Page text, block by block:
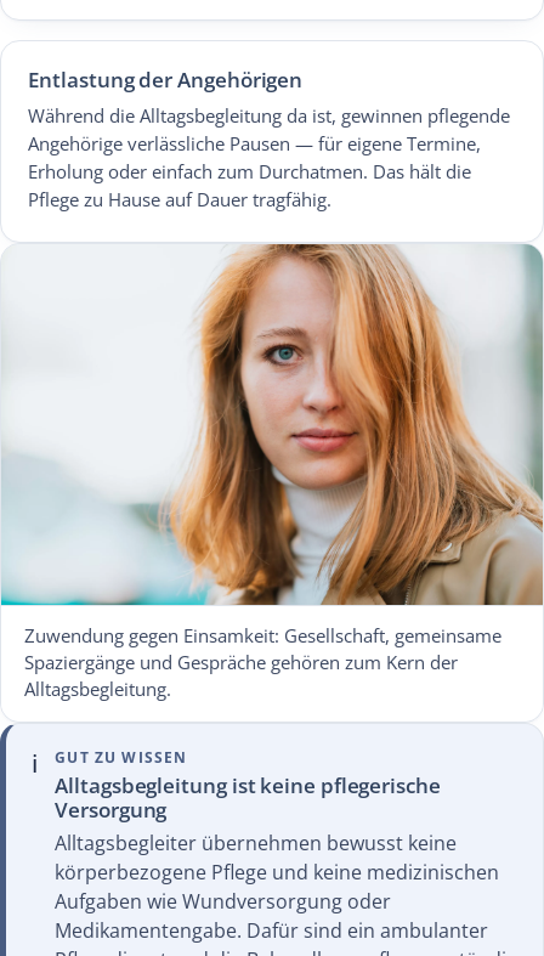
Entlastung der Angehörigen
Während die Alltagsbegleitung da ist, gewinnen pflegende
Angehörige verlässliche Pausen — für eigene Termine,
Erholung oder einfach zum Durchatmen. Das hält die
Pflege zu Hause auf Dauer tragfähig.
Zuwendung gegen Einsamkeit: Gesellschaft, gemeinsame
Spaziergänge und Gespräche gehören zum Kern der
Alltagsbegleitung.
ℹ️ GUT ZU WISSEN
Alltagsbegleitung ist keine pflegerische
Versorgung
Alltagsbegleiter übernehmen bewusst keine
körperbezogene Pflege und keine medizinischen
Aufgaben wie Wundversorgung oder
Medikamentengabe. Dafür sind ein ambulanter